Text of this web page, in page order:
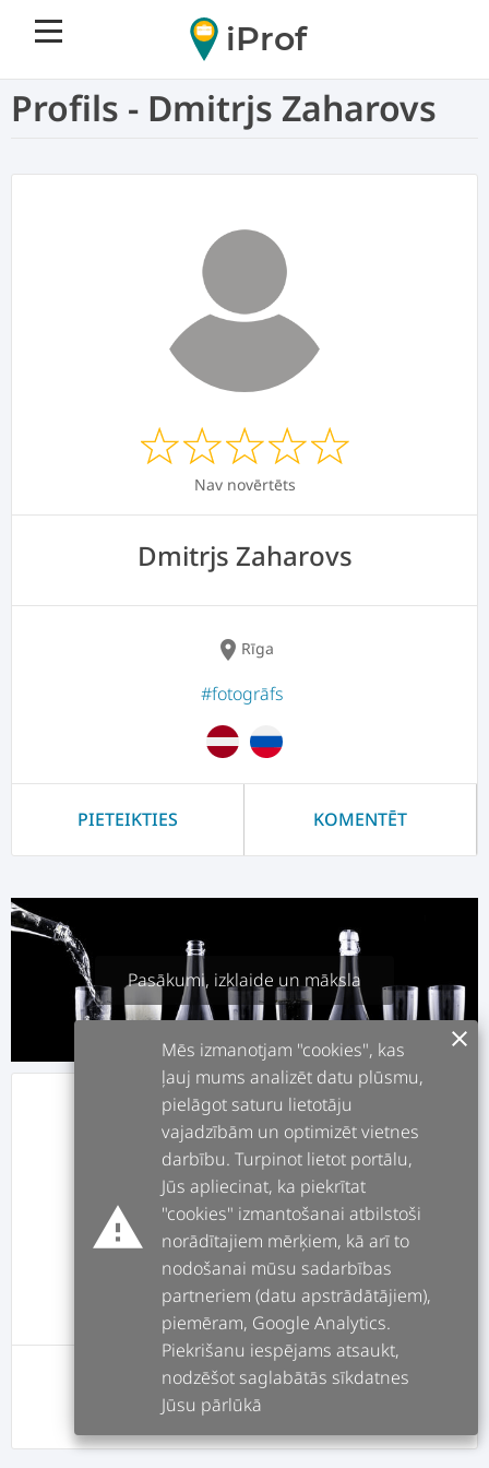
iProf
Profils - Dmitrjs Zaharovs
Nav novērtēts
Dmitrjs Zaharovs
location_on Rīga
#fotogrāfs
PIETEIKTIES KOMENTĒT
Pasākumi, izklaide un māksla
infoAPRAKSTS
assignment DARBI
forumPOSTI
ATSAUKSMES
Šim lietotājam pagaidām nav postu
warning
Mēs izmanotjam "cookies", kas
ļauj mums analizēt datu plūsmu,
pielāgot saturu lietotāju
vajadzībām un optimizēt vietnes
darbību. Turpinot lietot portālu,
Jūs apliecinat, ka piekrītat
"cookies" izmantošanai atbilstoši
norādītajiem mērķiem, kā arī to
nodošanai mūsu sadarbības
partneriem (datu apstrādātājiem),
piemēram, Google Analytics.
Piekrišanu iespējams atsaukt,
nodzēšot saglabātās sīkdatnes
Jūsu pārlūkā
clear